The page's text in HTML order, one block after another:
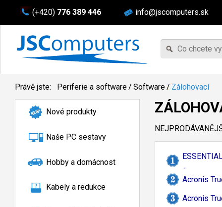
(+420) 776 389 446 info@jscomputers.sk
Právě jste: Periferie a software/ Software/ Zálohovací
Nové produkty
Naše PC sestavy
Hobby a domácnost
Kabely a redukce
...
Acronis
Acronis